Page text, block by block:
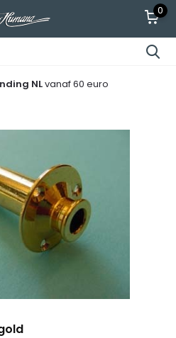
0
NLvanaf 60 euro